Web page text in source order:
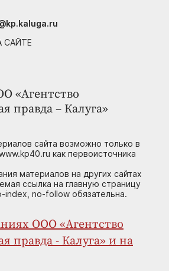
«Агентство
правда – Калуга»
сайта возможно только в
как первоисточника
материалов на других сайтах
ссылка на главную страницу
index, no-follow обязательна.
ООО «Агентство
правда - Калуга» и на
САЙТЕ